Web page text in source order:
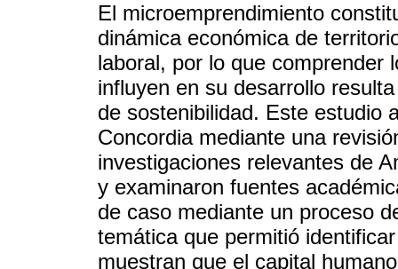
El microemprendimiento
dinámica económica de
laboral, por lo que comprender
influyen en su desarrollo
de sostenibilidad. Este estudio
Concordia mediante una
investigaciones relevantes de
y examinaron fuentes
de caso mediante un proceso
temática que permitió
muestran que el capital